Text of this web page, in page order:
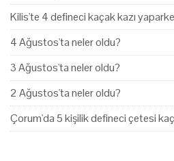
Kilis'te 4 defineci kaçak kazı
4 Ağustos'ta neler oldu?
3 Ağustos'ta neler oldu?
2 Ağustos'ta neler oldu?
Çorum'da 5 kişilik defineci çetesi